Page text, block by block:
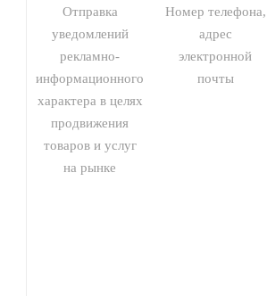
Отправка
уведомлений
рекламно-
информационного
характера в целях
продвижения
товаров и услуг
на рынке
Номер телефона,
адрес
электронной
почты